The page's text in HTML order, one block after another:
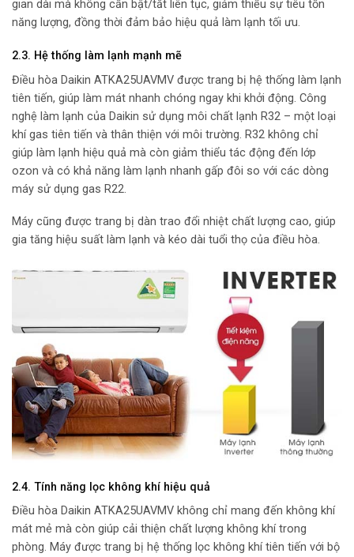
gian dài mà không cần bật/tắt liên tục, giảm thiểu sự tiêu tốn
năng lượng, đồng thời đảm bảo hiệu quả làm lạnh tối ưu.
2.3. Hệ thống làm lạnh mạnh mẽ
Điều hòa Daikin ATKA25UAVMV được trang bị hệ thống làm lạnh
tiên tiến, giúp làm mát nhanh chóng ngay khi khởi động. Công
nghệ làm lạnh của Daikin sử dụng môi chất lạnh R32 – một loại
khí gas tiên tiến và thân thiện với môi trường. R32 không chỉ
giúp làm lạnh hiệu quả mà còn giảm thiểu tác động đến lớp
ozon và có khả năng làm lạnh nhanh gấp đôi so với các dòng
máy sử dụng gas R22.
Máy cũng được trang bị dàn trao đổi nhiệt chất lượng cao, giúp
gia tăng hiệu suất làm lạnh và kéo dài tuổi thọ của điều hòa.
2.4. Tính năng lọc không khí hiệu quả
Điều hòa Daikin ATKA25UAVMV không chỉ mang đến không khí
mát mẻ mà còn giúp cải thiện chất lượng không khí trong
phòng. Máy được trang bị hệ thống lọc không khí tiên tiến với bộ